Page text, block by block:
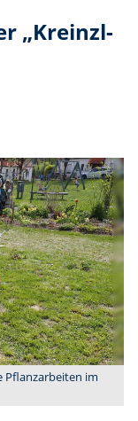
„Kreinzl-
Pflanzarbeiten im